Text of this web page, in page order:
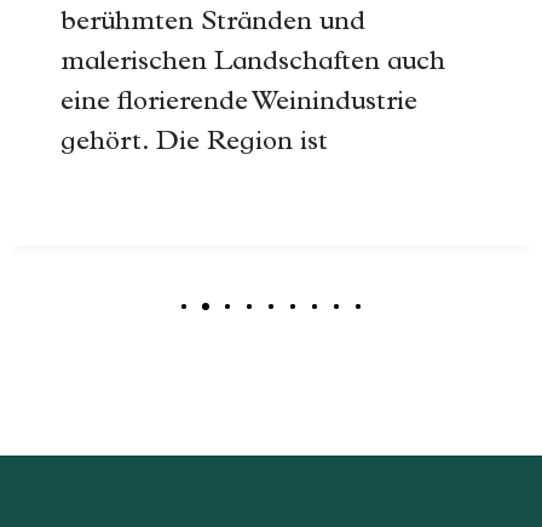
berühmten Stränden und
malerischen Landschaften auch
eine florierende Weinindustrie
gehört. Die Region ist